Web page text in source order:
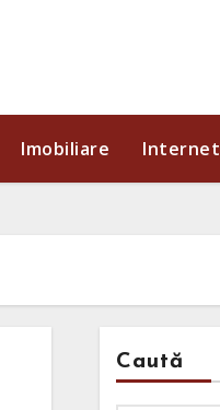
Imobiliare Internet
Caută